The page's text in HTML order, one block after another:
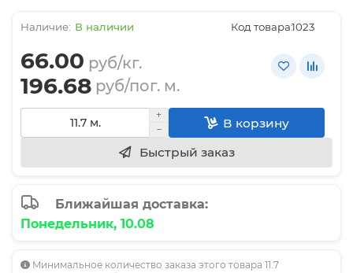
В наличии Код товара:1023
66.00 руб/кг.
196.68 руб/пог. м.
В корзину
Быстрый заказ
Ближайшая доставка:
Понедельник, 10.08
Минимальное количество заказа этого товара 11.7